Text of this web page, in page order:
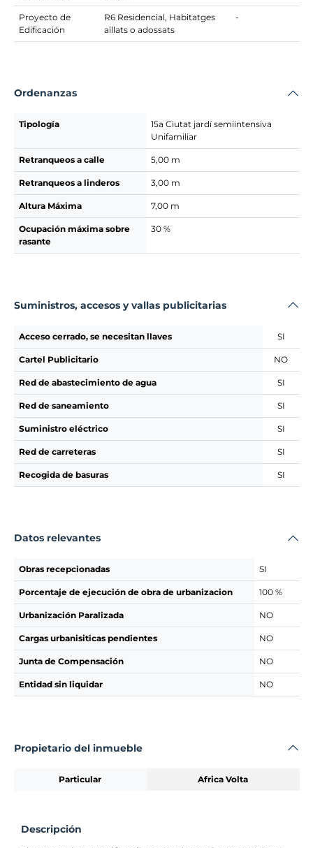
Proyecto de
Edificación
R6 Residencial, Habitatges
aïllats o adossats
-
Ordenanzas
Tipología
15a Ciutat jardí semiintensiva
Unifamiliar
Retranqueos a calle 5,00 m
Retranqueos a linderos 3,00 m
Altura Máxima 7,00 m
Ocupación máxima sobre
rasante
30 %
Suministros, accesos y vallas publicitarias
Acceso cerrado, se necesitan llaves SI
Cartel Publicitario NO
Red de abastecimiento de agua SI
Red de saneamiento SI
Suministro eléctrico SI
Red de carreteras SI
Recogida de basuras SI
Datos relevantes
Obras recepcionadas SI
Porcentaje de ejecución de obra de urbanizacion 100 %
Urbanización Paralizada NO
Cargas urbanisiticas pendientes NO
Junta de Compensación NO
Entidad sin liquidar NO
Propietario del inmueble
Particular Africa Volta
Descripción